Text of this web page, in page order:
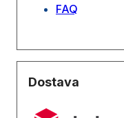
FAQ
Dostava